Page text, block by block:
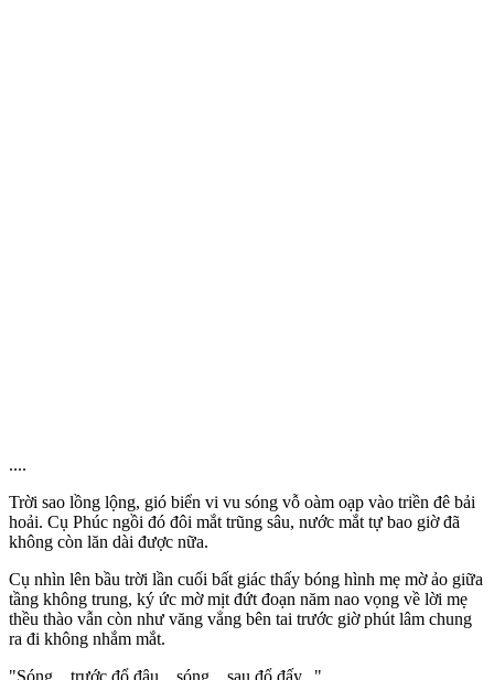
....
Trời sao lồng lộng, gió biển vi vu sóng vỗ oàm oạp vào triền đê bải
hoải. Cụ Phúc ngồi đó đôi mắt trũng sâu, nước mắt tự bao giờ đã
không còn lăn dài được nữa.
Cụ nhìn lên bầu trời lần cuối bất giác thấy bóng hình mẹ mờ ảo giữa
tầng không trung, ký ức mờ mịt đứt đoạn năm nao vọng về lời mẹ
thều thào vẫn còn như văng vẳng bên tai trước giờ phút lâm chung
ra đi không nhắm mắt.
"Sóng... trước đổ đâu... sóng... sau đổ đấy..."